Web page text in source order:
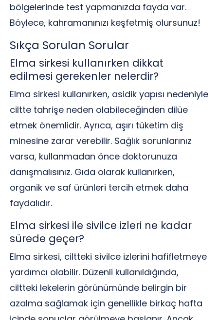
bölgelerinde test yapmanızda fayda var.
Böylece, kahramanınızı keşfetmiş olursunuz!
Sıkça Sorulan Sorular
Elma sirkesi kullanırken dikkat
edilmesi gerekenler nelerdir?
Elma sirkesi kullanırken, asidik yapısı nedeniyle
ciltte tahrişe neden olabileceğinden dilüe
etmek önemlidir. Ayrıca, aşırı tüketim diş
minesine zarar verebilir. Sağlık sorunlarınız
varsa, kullanmadan önce doktorunuza
danışmalısınız. Gıda olarak kullanırken,
organik ve saf ürünleri tercih etmek daha
faydalıdır.
Elma sirkesi ile sivilce izleri ne kadar
sürede geçer?
Elma sirkesi, ciltteki sivilce izlerini hafifletmeye
yardımcı olabilir. Düzenli kullanıldığında,
ciltteki lekelerin görünümünde belirgin bir
azalma sağlamak için genellikle birkaç hafta